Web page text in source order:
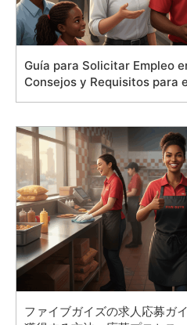
Guía para Solicitar Empleo
Consejos y Requisitos para
ファイブガイズの求人応募ガ